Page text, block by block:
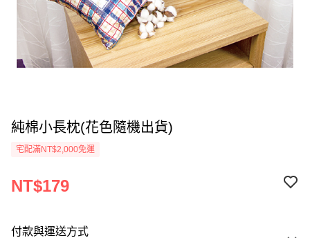
純棉小長枕(花色隨機出貨)
宅配滿NT$2,000免運
NT$179
付款與運送方式